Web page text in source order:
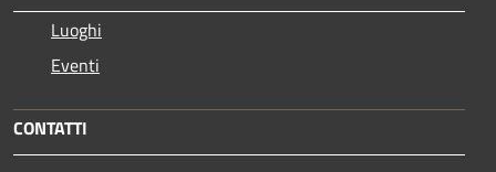
Luoghi
Eventi
CONTATTI